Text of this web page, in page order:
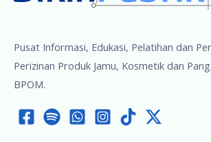
Pusat Informasi, Edukasi, Pelatihan dan
Perizinan Produk Jamu, Kosmetik dan
BPOM.